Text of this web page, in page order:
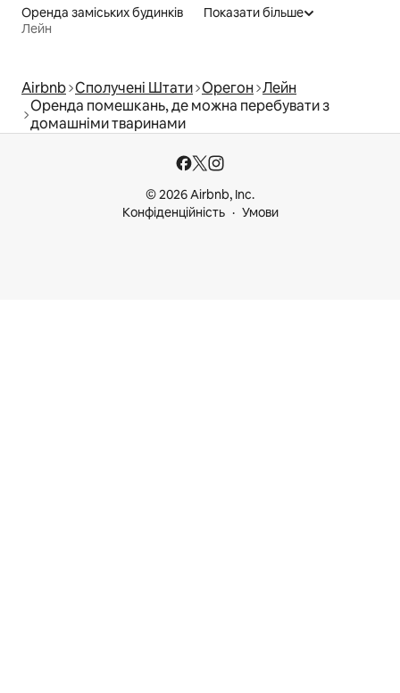
Оренда заміських будинків
Лейн
Показати більше
Airbnb Сполучені Штати Орегон Лейн
Оренда помешкань, де можна перебувати з
домашніми тваринами
© 2026 Airbnb, Inc.
Конфіденційність
Умови